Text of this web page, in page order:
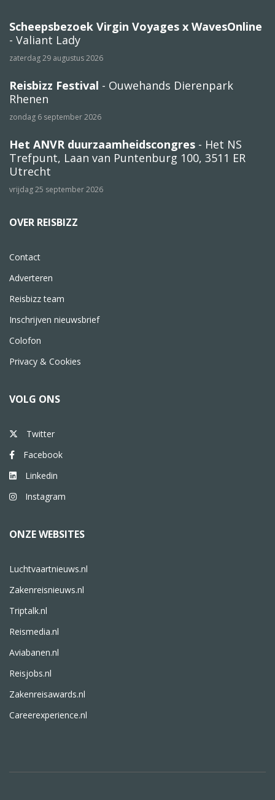
Scheepsbezoek Virgin Voyages x WavesOnline
- Valiant Lady
zaterdag 29 augustus 2026
Reisbizz Festival - Ouwehands Dierenpark
Rhenen
zondag 6 september 2026
Het ANVR duurzaamheidscongres - Het NS
Trefpunt, Laan van Puntenburg 100, 3511 ER
Utrecht
vrijdag 25 september 2026
OVER REISBIZZ
Contact
Adverteren
Reisbizz team
Inschrijven nieuwsbrief
Colofon
Privacy & Cookies
VOLG ONS
Twitter
Facebook
Linkedin
Instagram
ONZE WEBSITES
Luchtvaartnieuws.nl
Zakenreisnieuws.nl
Triptalk.nl
Reismedia.nl
Aviabanen.nl
Reisjobs.nl
Zakenreisawards.nl
Careerexperience.nl